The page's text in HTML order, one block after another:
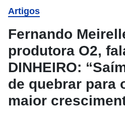
Artigos
Fernando
produtora O2,
DINHEIRO:
de quebrar para
maior